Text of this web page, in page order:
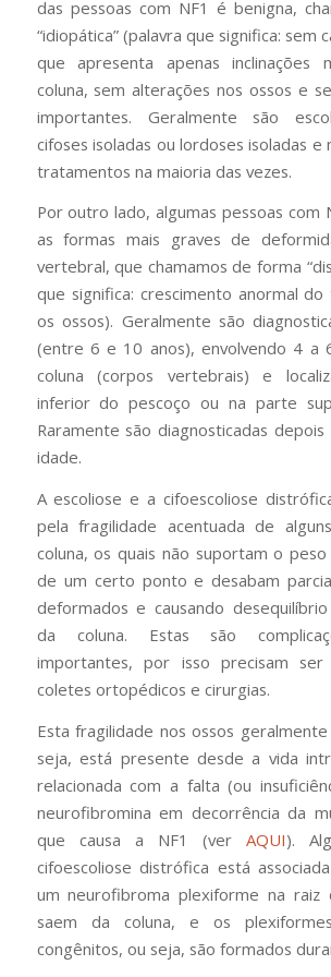
das pessoas com NF1 é benigna,
“idiopática” (palavra que significa: sem
que apresenta apenas inclinações
coluna, sem alterações nos ossos e
importantes. Geralmente são
cifoses isoladas ou lordoses isoladas e
tratamentos na maioria das vezes.
Por outro lado, algumas pessoas com
as formas mais graves de
vertebral, que chamamos de forma
que significa: crescimento anormal
os ossos). Geralmente são
(entre 6 e 10 anos), envolvendo 4 a
coluna (corpos vertebrais) e
inferior do pescoço ou na parte
Raramente são diagnosticadas
idade.
A escoliose e a cifoescoliose
pela fragilidade acentuada de
coluna, os quais não suportam o
de um certo ponto e desabam
deformados e causando
da coluna. Estas são
importantes, por isso precisam ser
coletes ortopédicos e cirurgias.
Esta fragilidade nos ossos
seja, está presente desde a vida
relacionada com a falta (ou
neurofibromina em decorrência da
que causa a NF1 (verAQUI).
cifoescoliose distrófica está
um neurofibroma plexiforme na raiz
saem da coluna, e os
congênitos, ou seja, são formados